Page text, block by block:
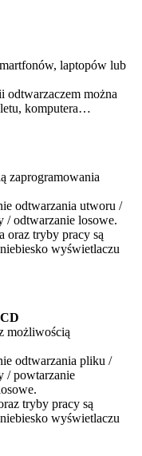
laptopów lub
można
komputera…
zaprogramowania
odtwarzania utworu /
/ odtwarzanie losowe.
oraz tryby pracy są
wyświetlaczu
możliwością
odtwarzania pliku /
/ powtarzanie
tryby pracy są
wyświetlaczu